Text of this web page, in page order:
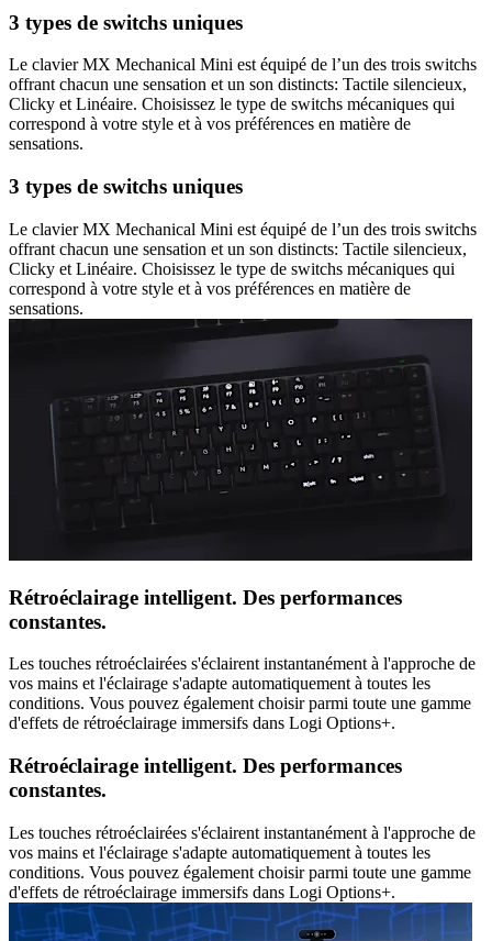
3 types de switchs uniques
Le clavier MX Mechanical Mini est équipé de l’un des trois switchs
offrant chacun une sensation et un son distincts: Tactile silencieux,
Clicky et Linéaire. Choisissez le type de switchs mécaniques qui
correspond à votre style et à vos préférences en matière de
sensations.
3 types de switchs uniques
Le clavier MX Mechanical Mini est équipé de l’un des trois switchs
offrant chacun une sensation et un son distincts: Tactile silencieux,
Clicky et Linéaire. Choisissez le type de switchs mécaniques qui
correspond à votre style et à vos préférences en matière de
sensations.
Rétroéclairage intelligent. Des performances
constantes.
Les touches rétroéclairées s'éclairent instantanément à l'approche de
vos mains et l'éclairage s'adapte automatiquement à toutes les
conditions. Vous pouvez également choisir parmi toute une gamme
d'effets de rétroéclairage immersifs dans Logi Options+.
Rétroéclairage intelligent. Des performances
constantes.
Les touches rétroéclairées s'éclairent instantanément à l'approche de
vos mains et l'éclairage s'adapte automatiquement à toutes les
conditions. Vous pouvez également choisir parmi toute une gamme
d'effets de rétroéclairage immersifs dans Logi Options+.